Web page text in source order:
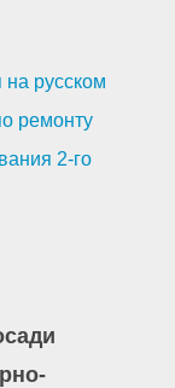
на русском
ремонту
2-го